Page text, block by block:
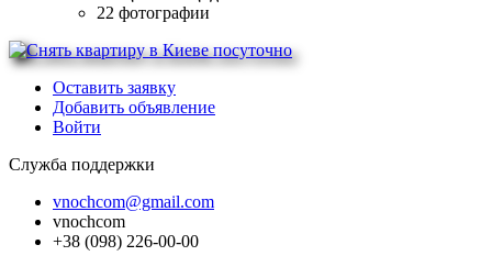
22 фотографии
Оставить заявку
Добавить объявление
Войти
Служба поддержки
vnochcom@gmail.com
vnochcom
+38 (098) 226-00-00